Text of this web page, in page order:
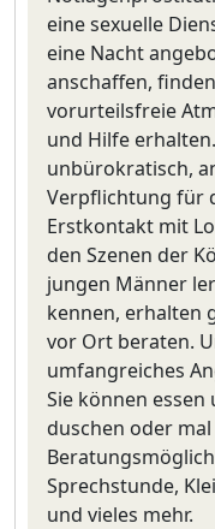
eine sexuelle
eine Nacht
anschaffen,
vorurteilsfreie
und Hilfe
unbürokratisch,
Verpflichtung für
Erstkontakt mit
den Szenen der
jungen Männer
kennen, erhalten
vor Ort beraten.
umfangreiches
Sie können essen
duschen oder
Sprechstunde,
und vieles mehr.